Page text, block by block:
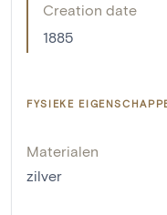
Creation date
1885
FYSIEKE
Materialen
zilver